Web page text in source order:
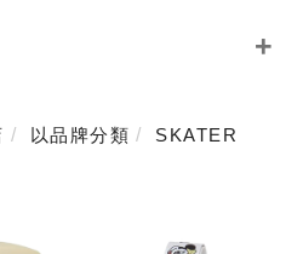
以品牌分類 SKATER